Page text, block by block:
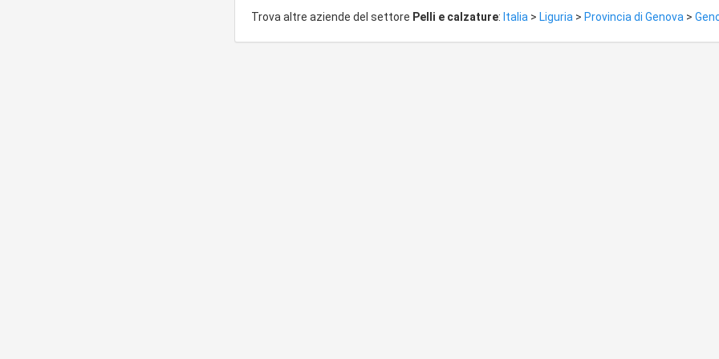
Trova altre aziende del settore Pelli e calzature: Italia > Liguria > Provincia di Genova >